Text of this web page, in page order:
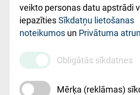
ārstniecības
iestādes kods
010000234
Maksas
pakalpojumu
cenrādis
veikto personas datu apstrādi
iepazītiesSīkdatņu lietošanas
noteikumos un Privātuma
Obligātās sīkdatnes
Mērķa (reklāmas)